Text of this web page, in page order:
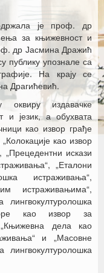
је проф. др
за књижевност и
др Јасмина Дражић
публику упознале са
На крају се
Драгићевић.
издавачке
и језик, а обухвата
као извор грађе
као извор
„Прецедентни искази
„Еталони
истраживања“,
истраживањима“,
као извор за
„Књижевна дела као
и „Масовне
лингвокултуролошка